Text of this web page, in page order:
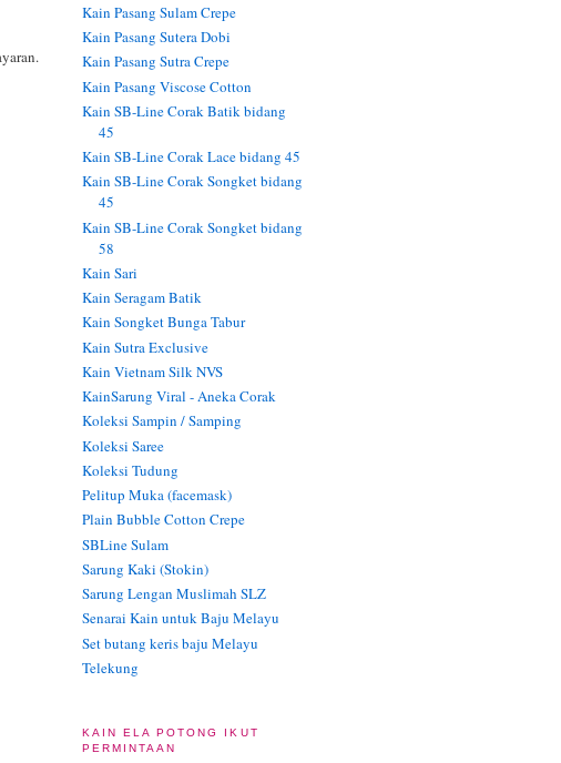
Kain Pasang Sulam Crepe
Kain Pasang Sutera Dobi
Kain Pasang Sutra Crepe
Kain Pasang Viscose Cotton
Kain SB-Line Corak Batik bidang
45
Kain SB-Line Corak Lace bidang 45
Kain SB-Line Corak Songket bidang
45
Kain SB-Line Corak Songket bidang
58
Kain Sari
Kain Seragam Batik
Kain Songket Bunga Tabur
Kain Sutra Exclusive
Kain Vietnam Silk NVS
KainSarung Viral - Aneka Corak
Koleksi Sampin / Samping
Koleksi Saree
Koleksi Tudung
Pelitup Muka (facemask)
Plain Bubble Cotton Crepe
SBLine Sulam
Sarung Kaki (Stokin)
Sarung Lengan Muslimah SLZ
Senarai Kain untuk Baju Melayu
Set butang keris baju Melayu
Telekung
KAIN ELA POTONG IKUT
PERMINTAAN